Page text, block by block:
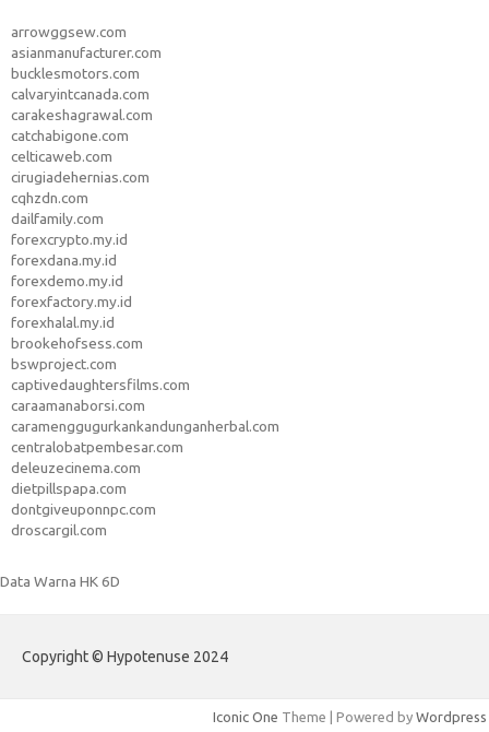
arrowggsew.com
asianmanufacturer.com
bucklesmotors.com
calvaryintcanada.com
carakeshagrawal.com
catchabigone.com
celticaweb.com
cirugiadehernias.com
cqhzdn.com
dailfamily.com
forexcrypto.my.id
forexdana.my.id
forexdemo.my.id
forexfactory.my.id
forexhalal.my.id
brookehofsess.com
bswproject.com
captivedaughtersfilms.com
caraamanaborsi.com
caramenggugurkankandunganherbal.com
centralobatpembesar.com
deleuzecinema.com
dietpillspapa.com
dontgiveuponnpc.com
droscargil.com
Data Warna HK 6D
Copyright © Hypotenuse 2024
Iconic One Theme | Powered by Wordpress